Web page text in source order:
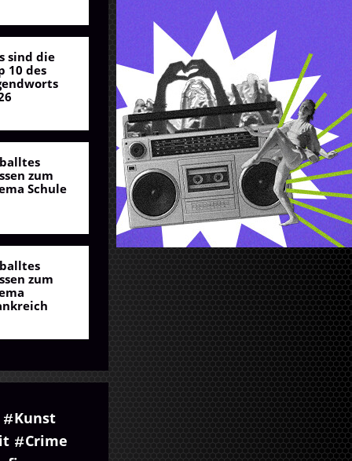
Henry Hargreaves
sind die
10 des
zum
Schule
zum
Kunst
Crime